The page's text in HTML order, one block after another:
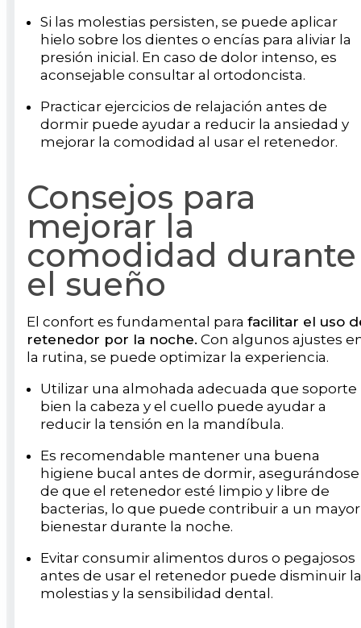
Si las molestias persisten, se puede aplicar
hielo sobre los dientes o encías para aliviar la
presión inicial. En caso de dolor intenso, es
aconsejable consultar al ortodoncista.
Practicar ejercicios de relajación antes de
dormir puede ayudar a reducir la ansiedad y
mejorar la comodidad al usar el retenedor.
Consejos para
mejorar la
comodidad durante
el sueño
El confort es fundamental para facilitar el uso
retenedor por la noche. Con algunos ajustes
la rutina, se puede optimizar la experiencia.
Utilizar una almohada adecuada que soporte
bien la cabeza y el cuello puede ayudar a
reducir la tensión en la mandíbula.
Es recomendable mantener una buena
higiene bucal antes de dormir, asegurándose
de que el retenedor esté limpio y libre de
bacterias, lo que puede contribuir a un mayor
bienestar durante la noche.
Evitar consumir alimentos duros o pegajosos
antes de usar el retenedor puede disminuir
molestias y la sensibilidad dental.